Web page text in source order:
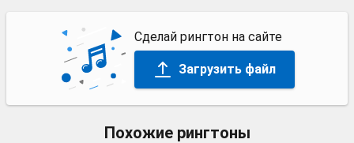
Сделай рингтон на сайте
Загрузить файл
Похожие рингтоны